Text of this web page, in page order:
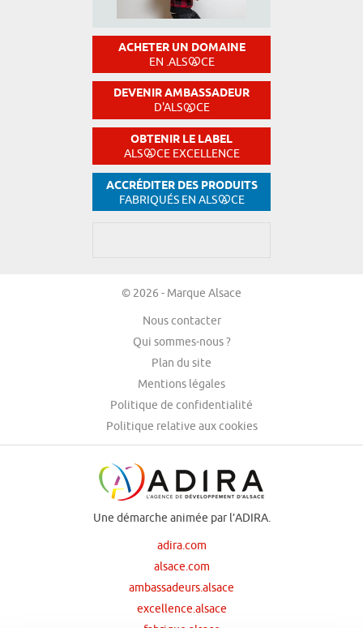
ACHETER UN DOMAINE
EN .ALS CE
DEVENIR AMBASSADEUR
D'ALS CE
OBTENIR LE LABEL
ALS CE EXCELLENCE
ACCRÉDITER DES PRODUITS
FABRIQUÉS EN ALS CE
© 2026 - Marque Alsace
Nous contacter
Qui sommes-nous ?
Plan du site
Mentions légales
Politique de confidentialité
Politique relative aux cookies
Une démarche animée par l’ADIRA.
adira.com
alsace.com
ambassadeurs.alsace
excellence.alsace